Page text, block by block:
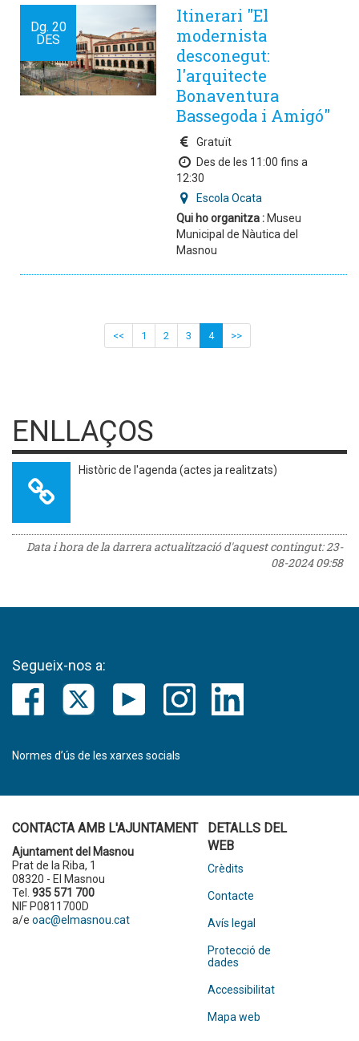
Dg. 20
DES
Itinerari "El
modernista
desconegut:
l'arquitecte
Bonaventura
Bassegoda i Amigó"
Gratuït
Des de les 11:00 fins a
12:30
Escola Ocata
Qui ho organitza : Museu
Municipal de Nàutica del
Masnou
<< 1 2 3 4 >>
ENLLAÇOS
Històric de l'agenda (actes ja realitzats)
Data i hora de la darrera actualització d'aquest contingut:23-
08-2024 09:58
Segueix-nos a:
Normes d’ús de les xarxes socials
CONTACTA AMB L'AJUNTAMENT
Ajuntament del Masnou
Prat de la Riba, 1
08320 - El Masnou
Tel. 935 571 700
NIF P0811700D
a/e oac@elmasnou.cat
DETALLS DEL
WEB
Crèdits
Contacte
Avís legal
Protecció de
dades
Accessibilitat
Mapa web